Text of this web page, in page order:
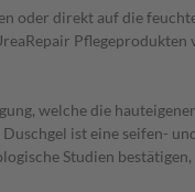
oder direkt auf die
Pflegeprodukten
welche die
Duschgel ist eine seifen-
Studien